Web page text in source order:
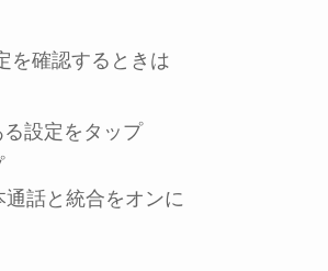
を確認するときは
設定 をタップ
通話と統合をオンに